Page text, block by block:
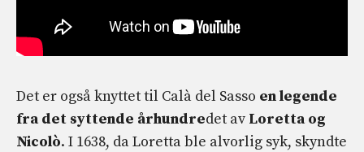
Det er også knyttet til Calà del Sasso en legende
fra det syttende århundredet av Loretta og
Nicolò. I 1638, da Loretta ble alvorlig syk, skyndte